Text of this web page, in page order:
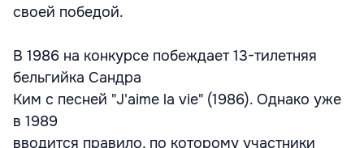
своей победой.
В 1986 на конкурсе побеждает 13-тилетняя
бельгийка Сандра
Ким с песней "J'aime la vie" (1986). Однако уже
в 1989
вводится правило, по которому участники